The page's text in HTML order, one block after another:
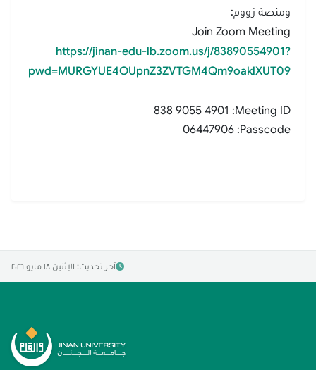
ومنصة زووم:
Join Zoom Meeting
https://jinan-edu-lb.zoom.us/j/83890554901?
pwd=MURGYUE4OUpnZ3ZVTGM4Qm9oaklXUT09
Meeting ID:
838 9055 4901
Passcode:
06447906
آخر تحديث: الإثنين ١٨ مايو ٢٠٢٦